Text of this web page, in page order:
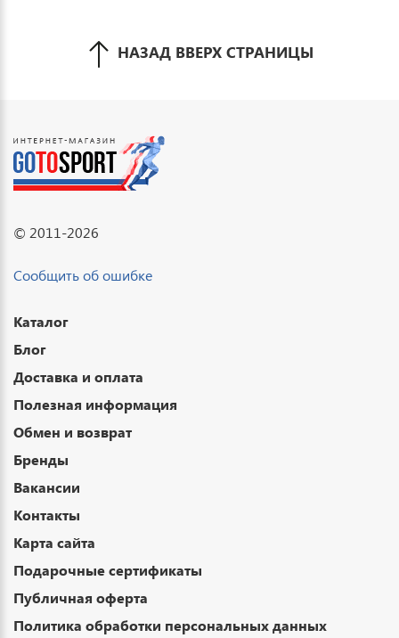
НАЗАД ВВЕРХ СТРАНИЦЫ
© 2011-2026
Сообщить об ошибке
Каталог
Блог
Доставка и оплата
Полезная информация
Обмен и возврат
Бренды
Вакансии
Контакты
Карта сайта
Подарочные сертификаты
Публичная оферта
Политика обработки персональных данных